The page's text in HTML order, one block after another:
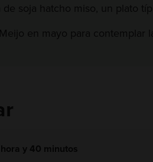
de soja hatcho miso, un plato
en mayo para contemplar
hora y 40 minutos